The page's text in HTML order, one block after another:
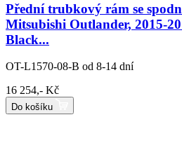
Přední trubkový rám se
Mitsubishi Outlander, 2015-
Black...
OT-L1570-08-B od 8-14 dní
16 254,- Kč
Do košíku